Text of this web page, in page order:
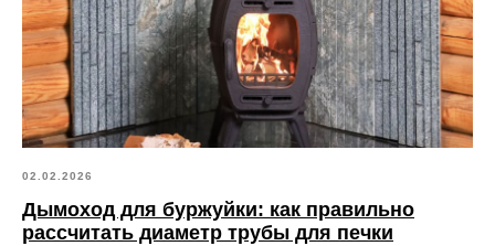
02.02.2026
Дымоход для буржуйки: как правильно
рассчитать диаметр трубы для печки